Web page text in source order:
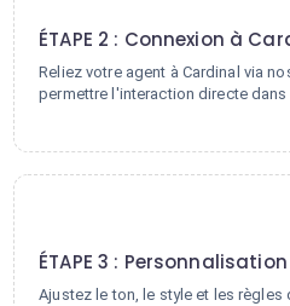
ÉTAPE 2 : Connexion à
Reliez votre agent à Cardinal via
permettre l'interaction directe
ÉTAPE 3 :
Ajustez le ton, le style et les